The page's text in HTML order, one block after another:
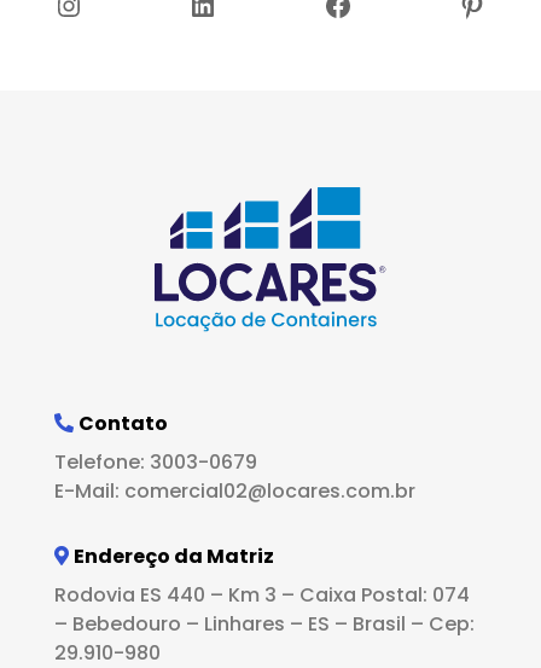
Contato
Telefone: 3003-0679
E-Mail: comercial02@locares.com.br
Endereço da Matriz
Rodovia ES 440 – Km 3 – Caixa Postal: 074
– Bebedouro – Linhares – ES – Brasil – Cep:
29.910-980